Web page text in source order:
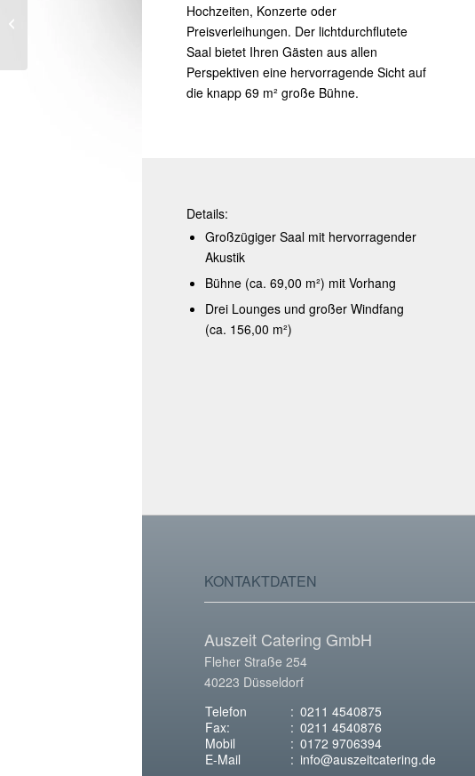
Hochzeiten, Konzerte oder
Preisverleihungen. Der lichtdurchflutete
Saal bietet Ihren Gästen aus allen
Perspektiven eine hervorragende Sicht auf
die knapp 69 m² große Bühne.
Details:
Großzügiger Saal mit hervorragender
Akustik
Bühne (ca. 69,00 m²) mit Vorhang
Drei Lounges und großer Windfang
(ca. 156,00 m²)
KONTAKTDATEN
Auszeit Catering GmbH
Fleher Straße 254
40223 Düsseldorf
Telefon
: 0211 4540875
Fax:
: 0211 4540876
Mobil
: 0172 9706394
E-Mail
: info@auszeitcatering.de